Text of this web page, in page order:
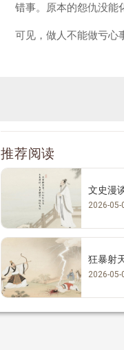
错事。原本的怨仇没能
可见，做人不能做亏心
推荐阅读
文史漫
2026-05-
狂暴射
2026-05-